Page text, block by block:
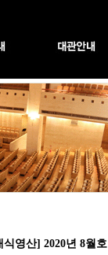
영산] 2020년 8월호